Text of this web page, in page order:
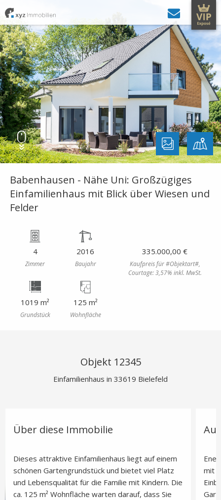
Page Header
Gallerie
Mehr Informationen
Babenhausen - Nähe Uni: Großzügiges
Einfamilienhaus mit Blick über Wiesen und
Felder
4
Zimmer
2016
Baujahr
1019 m²
Grundstück
125 m²
Wohnfläche
335.000,00 €
Kaufpreis für #Objektart#,
Courtage: 3,57% inkl. MwSt.
Objekt 12345
Einfamilienhaus in 33619 Bielefeld
Über diese Immobilie
Dieses attraktive Einfamilienhaus liegt auf einem
schönen Gartengrundstück und bietet viel Platz
und Lebensqualität für die Familie mit Kindern. Die
ca. 125 m² Wohnfläche warten darauf, dass Sie
mit